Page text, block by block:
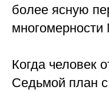
более ясную
Когда человек
Седьмой план